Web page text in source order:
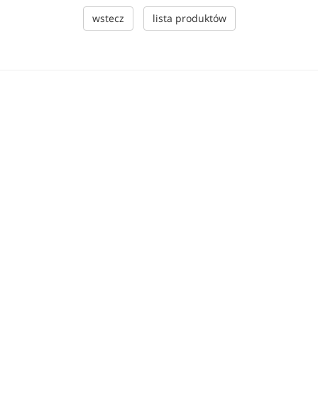
wstecz lista produktów